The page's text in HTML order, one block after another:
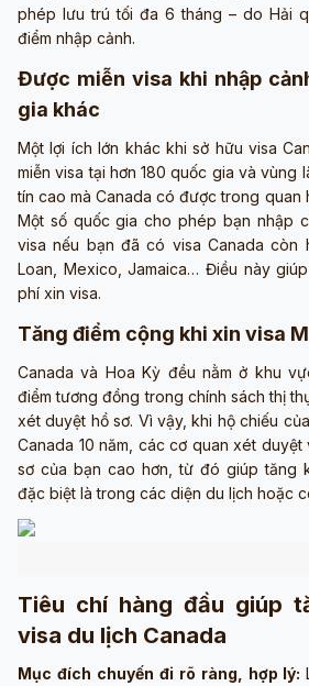
phép lưu trú tối đa 6 tháng – do Hải
điểm nhập cảnh.
Được miễn visa khi nhập
gia khác
Một lợi ích lớn khác khi sở hữu visa
miễn visa tại hơn 180 quốc gia và vùng
tín cao mà Canada có được trong quan
Một số quốc gia cho phép bạn nhập
visa nếu bạn đã có visa Canada còn
Loan, Mexico, Jamaica… Điều này
phí xin visa.
Tăng điểm cộng khi xin visa
Canada và Hoa Kỳ đều nằm ở khu
điểm tương đồng trong chính sách thị
xét duyệt hồ sơ. Vì vậy, khi hộ chiếu
Canada 10 năm, các cơ quan xét
sơ của bạn cao hơn, từ đó giúp tăng
đặc biệt là trong các diện du lịch hoặc
Tiêu chí hàng đầu giúp
visa du lịch Canada
Mục đích chuyến đi rõ ràng, hợp lý: